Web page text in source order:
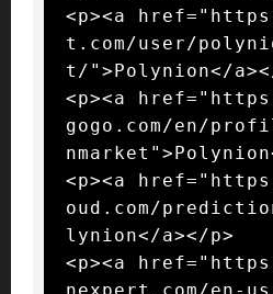
<p><a
t.com/user/
t/">Polynion</
<p><a
gogo.com/en/
<p><a
oud.com/
lynion</a></p>
<p><a
nexpert.com/en-